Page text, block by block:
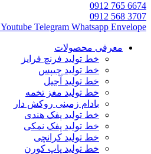
6674 765 0912
3707 568 0912
Youtube Telegram Whatsapp Envelope
معرفی محصولات
خط تولید فرنچ فرایز
خط تولید چیپس
خط تولید آجیل
خط تولید مغز تخمه
بادام زمینی روکش دار
خط تولید پفک هندی
خط تولید پفک نمکی
خط تولید کرانچی
خط تولید پاپ کورن